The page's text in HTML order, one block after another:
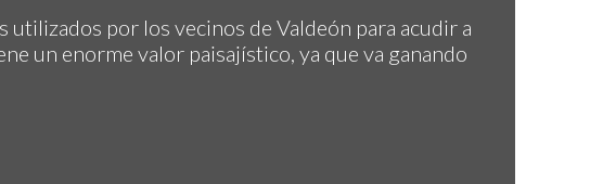
por los vecinos de Valdeón para acudir a
un enorme valor paisajístico, ya que va ganando